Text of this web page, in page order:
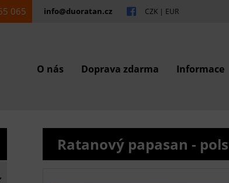
065 info@duoratan.cz CZK | EUR
O nás Doprava zdarma Informace
Ratanový papasan -